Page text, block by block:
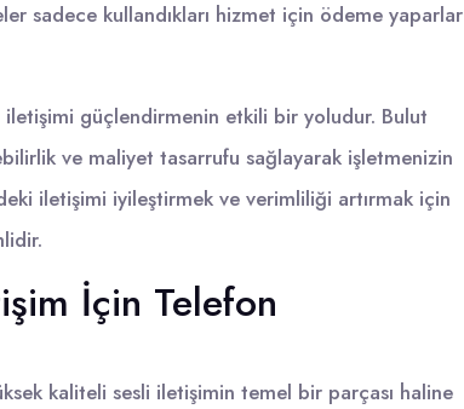
sadece kullandıkları hizmet için ödeme yaparlar
güçlendirmenin etkili bir yoludur. Bulut
ve maliyet tasarrufu sağlayarak işletmenizin
iletişimi iyileştirmek ve verimliliği artırmak için
İçin Telefon
kaliteli sesli iletişimin temel bir parçası haline